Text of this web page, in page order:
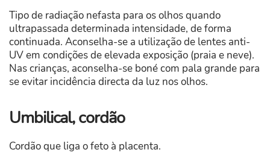
Tipo de radiação nefasta para os olhos quando
ultrapassada determinada intensidade, de forma
continuada. Aconselha-se a utilização de lentes anti-
UV em condições de elevada exposição (praia e neve).
Nas crianças, aconselha-se boné com pala grande para
se evitar incidência directa da luz nos olhos.
Umbilical, cordão
Cordão que liga o feto à placenta.